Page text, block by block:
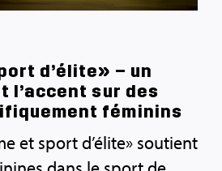
d’élite» – un
l’accent sur des
féminins
et sport d’élite» soutient